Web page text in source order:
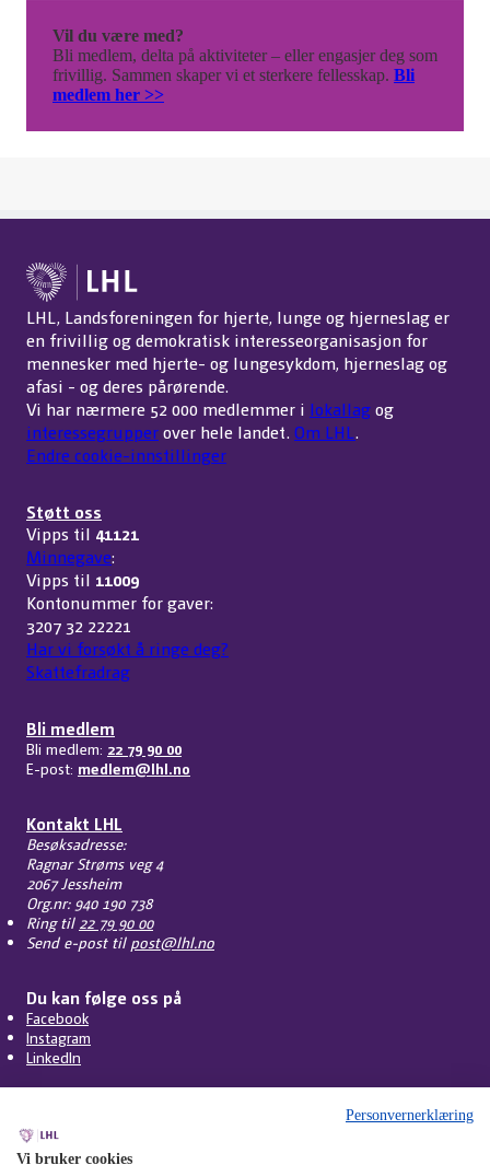
Vil du være med?
Bli medlem, delta på aktiviteter – eller engasjer deg som
frivillig. Sammen skaper vi et sterkere fellesskap. Bli
medlem her >>
LHL, Landsforeningen for hjerte, lunge og hjerneslag er
en frivillig og demokratisk interesseorganisasjon for
mennesker med hjerte- og lungesykdom, hjerneslag og
afasi - og deres pårørende.
Vi har nærmere 52 000 medlemmer i lokallagog
interessegrupperover hele landet. Om LHL.
Endre cookie-innstillinger
Støtt oss
Vipps til 41121
Minnegave:
Vipps til 11009
Kontonummer for gaver:
3207 32 22221
Har vi forsøkt å ringe deg?
Skattefradrag
Bli medlem
Bli medlem: 22 79 90 00
E-post: medlem@lhl.no
Kontakt LHL
Besøksadresse:
Ragnar Strøms veg 4
2067 Jessheim
Org.nr: 940 190 738
Ring til 22 79 90 00
Send e-post til post@lhl.no
Du kan følge oss på
Facebook
Instagram
LinkedIn
Personvernerklæring
Vi bruker cookies